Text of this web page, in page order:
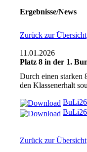
Ergebnisse/News
Zurück zur Übersicht
11.01.2026
Platz 8 in der 1.
Durch einen starken
den Klassenerhalt
Zurück zur Übersicht